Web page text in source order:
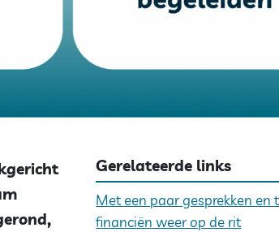
Gerelateerde links
Met een paar gesprekken en
financiën weer op de rit